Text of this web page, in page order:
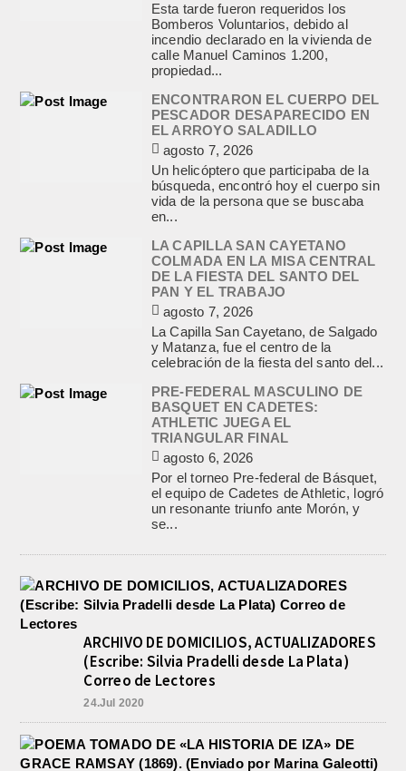
Esta tarde fueron requeridos los
Bomberos Voluntarios, debido al
incendio declarado en la vivienda de
calle Manuel Caminos 1.200,
propiedad...
ENCONTRARON EL CUERPO DEL
PESCADOR DESAPARECIDO EN
EL ARROYO SALADILLO
agosto 7, 2026
Un helicóptero que participaba de la
búsqueda, encontró hoy el cuerpo sin
vida de la persona que se buscaba
en...
LA CAPILLA SAN CAYETANO
COLMADA EN LA MISA CENTRAL
DE LA FIESTA DEL SANTO DEL
PAN Y EL TRABAJO
agosto 7, 2026
La Capilla San Cayetano, de Salgado
y Matanza, fue el centro de la
celebración de la fiesta del santo del...
PRE-FEDERAL MASCULINO DE
BASQUET EN CADETES:
ATHLETIC JUEGA EL
TRIANGULAR FINAL
agosto 6, 2026
Por el torneo Pre-federal de Básquet,
el equipo de Cadetes de Athletic, logró
un resonante triunfo ante Morón, y
se...
ARCHIVO DE DOMICILIOS, ACTUALIZADORES
(Escribe: Silvia Pradelli desde La Plata)
Correo de Lectores
24.Jul 2020